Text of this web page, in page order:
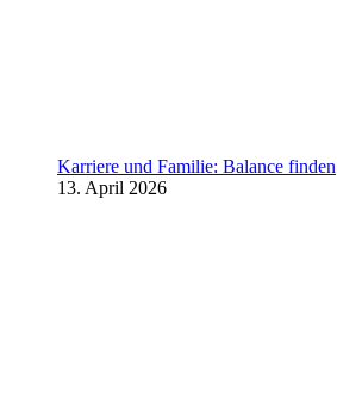
Karriere und Familie: Balance finden
13. April 2026